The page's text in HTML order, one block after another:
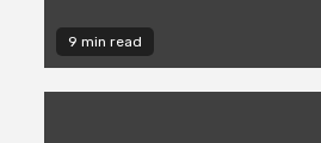
9 min read